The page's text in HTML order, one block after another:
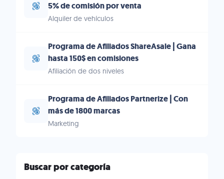
5% de comisión por venta
Alquiler de vehículos
Programa de Afiliados ShareAsale | Gana
hasta 150$ en comisiones
Afiliación de dos niveles
Programa de Afiliados Partnerize | Con
más de 1800 marcas
Marketing
Buscar por categoría